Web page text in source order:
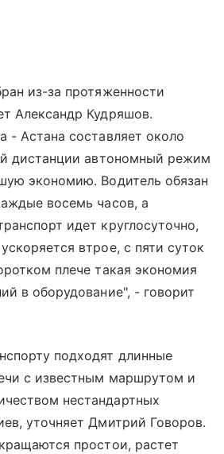
из-за протяженности
Александр Кудряшов.
- Астана составляет около
дистанции автономный режим
экономию. Водитель обязан
восемь часов, а
идет круглосуточно,
втрое, с пяти суток
плече такая экономия
в оборудование", - говорит
подходят длинные
с известным маршрутом и
нестандартных
уточняет Дмитрий Говоров.
простои, растет